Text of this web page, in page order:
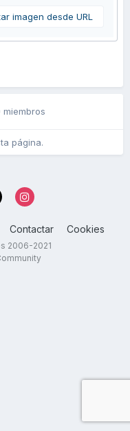
imagen desde URL
miembros
página.
Contactar Cookies
2006-2021